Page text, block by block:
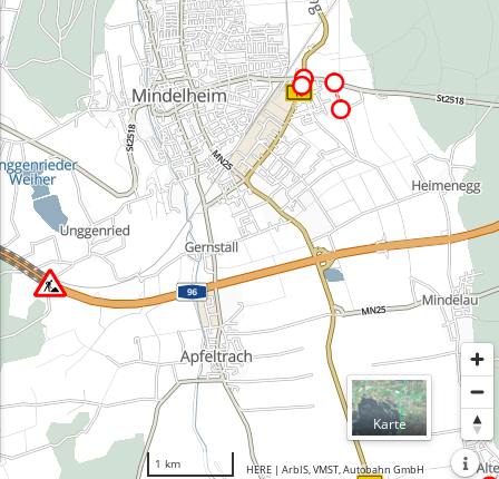
1 km HERE | ArbIS, VMST, Autobahn GmbH
Normal
Karte